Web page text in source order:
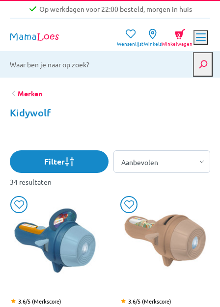
Op werkdagen voor 22:00 besteld, morgen in huis
Niet goed, geld terug garantie
Gratis verzending vanaf €39,-
Op werkdagen voor 22:00 besteld, morgen in huis
WensenlijstWinkelsWinkelwagen
0
Merken
Kidywolf
Filter
34 resultaten
3.6/5 (Merkscore) 3.6/5 (Merkscore)